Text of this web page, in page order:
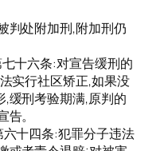
判处附加刑,附加刑仍
十六条:对宣告缓刑的
实行社区矫正,如果没
缓刑考验期满,原判的
。
十四条:犯罪分子违法